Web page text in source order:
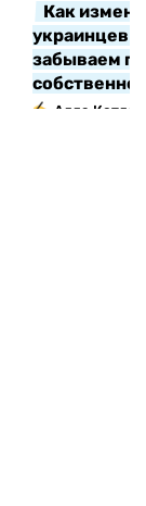
Как
украинцев
забываем
Алла Котляр